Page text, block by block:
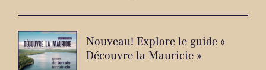
Nouveau! Explore le guide «
Découvre la Mauricie »